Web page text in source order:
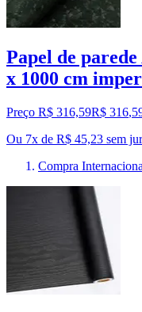
Papel de
x 1000 cm
Preço R$ 316,59R$ 316,
Ou 7x de R$ 45,23 sem
Compra